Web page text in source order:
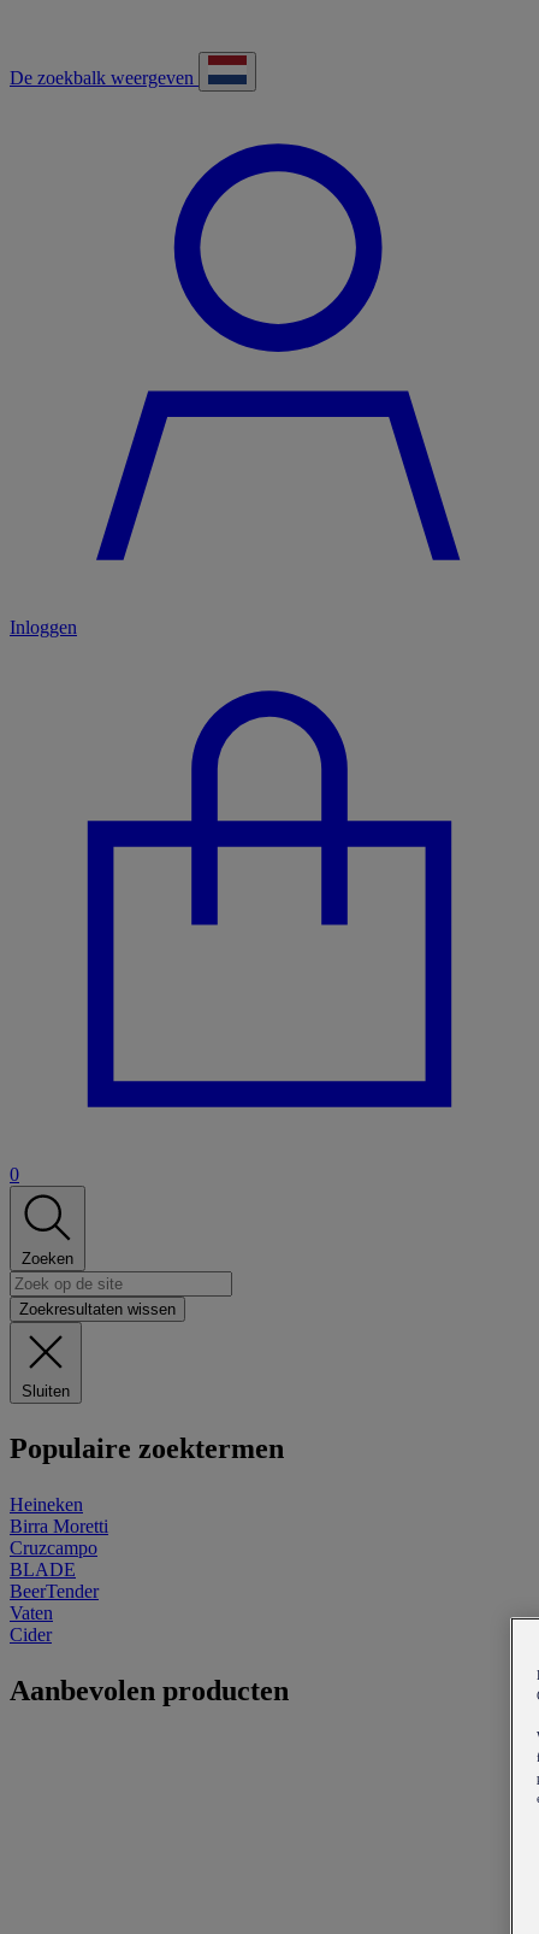
De zoekbalk weergeven
Inloggen
0
Zoeken
Zoekresultaten wissen
Sluiten
Populaire zoektermen
Heineken
Birra Moretti
Cruzcampo
BLADE
BeerTender
Vaten
Cider
Aanbevolen producten